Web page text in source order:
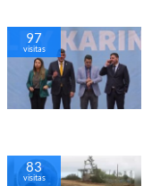
97
visitas
83
visitas